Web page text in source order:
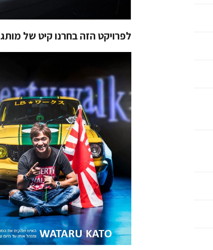
לפרויקט הזה בחרנו קיט של מותג LBWK או LIBERTY WALK בשמו הידוע.